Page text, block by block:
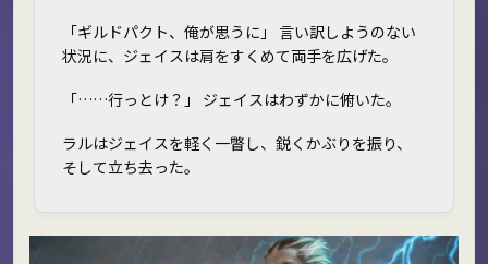
「ギルドパクト、俺が思うに」 言い訳しようのない
状況に、ジェイスは肩をすくめて両手を広げた。
「……行っとけ？」 ジェイスはわずかに俯いた。
ラルはジェイスを軽く一瞥し、鋭くかぶりを振り、
そして立ち去った。